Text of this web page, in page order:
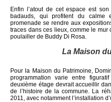
Enfin l’atout de cet espace est
badauds, qui profitent du
promenade se rendre aux
traces dans ces lieux, comme le mur
poulailler de Buddy Di Rosa.
La Maison
Pour la Maison du Patrimoine,
programmation varie entre
deuxième étage devrait accueillir
de l’histoire de la commune. La
2011, avec notamment l’installation